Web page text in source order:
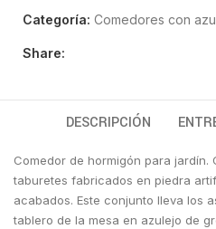
Categoría: Comedores con
Share:
DESCRIPCIÓN
Comedor de hormigón para jardín.
taburetes fabricados en piedra
acabados. Este conjunto lleva los
tablero de la mesa en azulejo de